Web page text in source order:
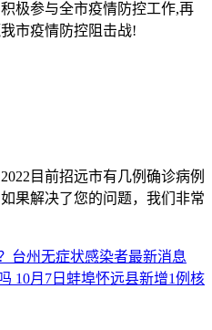
极参与全市疫情防控工作,再
市疫情防控阻击战!
目前招远市有几例确诊病例
果解决了您的问题，我们非常
台州无症状感染者最新消息
10月7日蚌埠怀远县新增1例核